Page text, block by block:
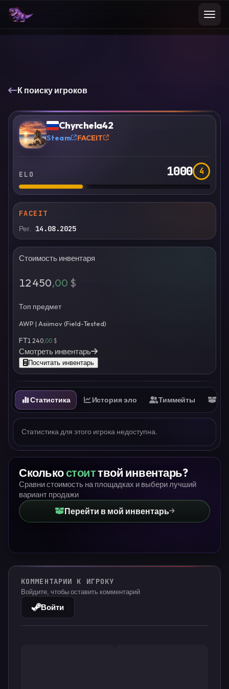
К поиску игроков
? Chyrchela42
Steam FACEIT
ELO 1000 4
FACEIT
Рег. 14.08.2025
Стоимость инвентаря
12 450,00 $
Топ предмет
AWP | Asiimov (Field-Tested)
FT1 240 ,00 $
Смотреть инвентарь
Посчитать инвентарь
Статистика История эло Тиммейты
Статистика для этого игрока недоступна.
Сколькостоиттвой инвентарь?
Сравни стоимость на площадках и выбери лучший
вариант продажи
Перейти в мой инвентарь
КОММЕНТАРИИ К ИГРОКУ
Войдите, чтобы оставить комментарий
Войти